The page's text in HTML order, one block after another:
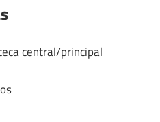
central/principal